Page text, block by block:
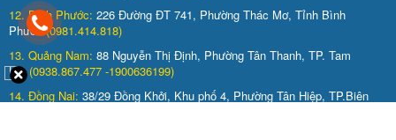
12. Bình Phước: 226 Đường ĐT 741, Phường Thác Mơ, Tỉnh Bình
Phước(0981.414.818)
13. Quảng Nam: 88 Nguyễn Thị Định, Phường Tân Thanh, TP. Tam
Kỳ,(0938.867.477 -1900636199)
14. Đồng Nai: 38/29 Đồng Khởi, Khu phố 4, Phường Tân Hiệp, TP.Biên